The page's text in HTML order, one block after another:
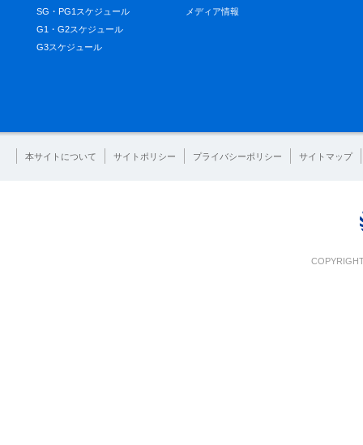
SG・PG1スケジュール
G1・G2スケジュール
G3スケジュール
メディア情報
本サイトについて サイトポリシー プライバシーポリシー サイトマップ